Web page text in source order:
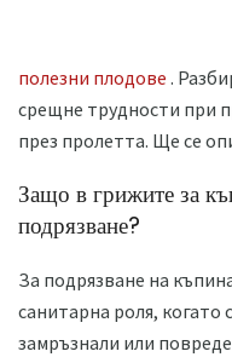
полезни плодове .
срещне трудности при
през пролетта. Ще се
Защо в грижите за
подрязване?
За подрязване на
санитарна роля, когато
замръзнали или